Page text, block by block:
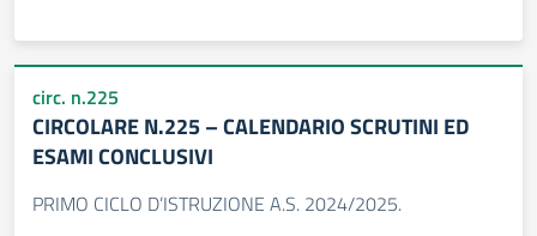
circ. n.225
CIRCOLARE N.225 – CALENDARIO SCRUTINI ED
ESAMI CONCLUSIVI
PRIMO CICLO D’ISTRUZIONE A.S. 2024/2025.